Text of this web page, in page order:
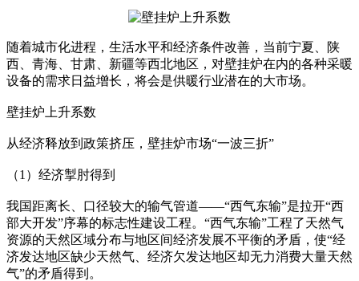
随着城市化进程，生活水平和经济条件改善，当前宁夏、陕
西、青海、甘肃、新疆等西北地区，对壁挂炉在内的各种采暖
设备的需求日益增长，将会是供暖行业潜在的大市场。
壁挂炉上升系数
从经济释放到政策挤压，壁挂炉市场“一波三折”
（1）经济掣肘得到
我国距离长、口径较大的输气管道——“西气东输”是拉开“西
部大开发”序幕的标志性建设工程。“西气东输”工程了天然气
资源的天然区域分布与地区间经济发展不平衡的矛盾，使“经
济发达地区缺少天然气、经济欠发达地区却无力消费大量天然
气”的矛盾得到。